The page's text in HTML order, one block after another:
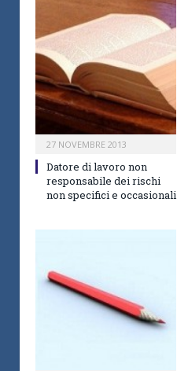
27 NOVEMBRE 2013
Datore di lavoro non
responsabile dei rischi
non specifici e occasionali